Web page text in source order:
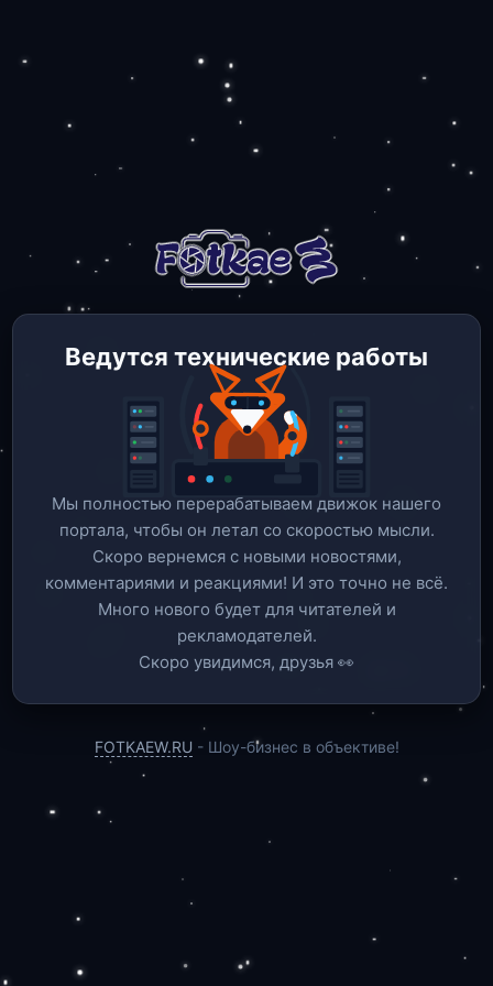
Ведутся технические работы
Мы полностью перерабатываем движок нашего
портала, чтобы он летал со скоростью мысли.
Скоро вернемся c новыми новостями,
комментариями и реакциями! И это точно не всё.
Много нового будет для читателей и
рекламодателей.
Скоро увидимся, друзья 👀
FOTKAEW.RU - Шоу-бизнес в объективе!